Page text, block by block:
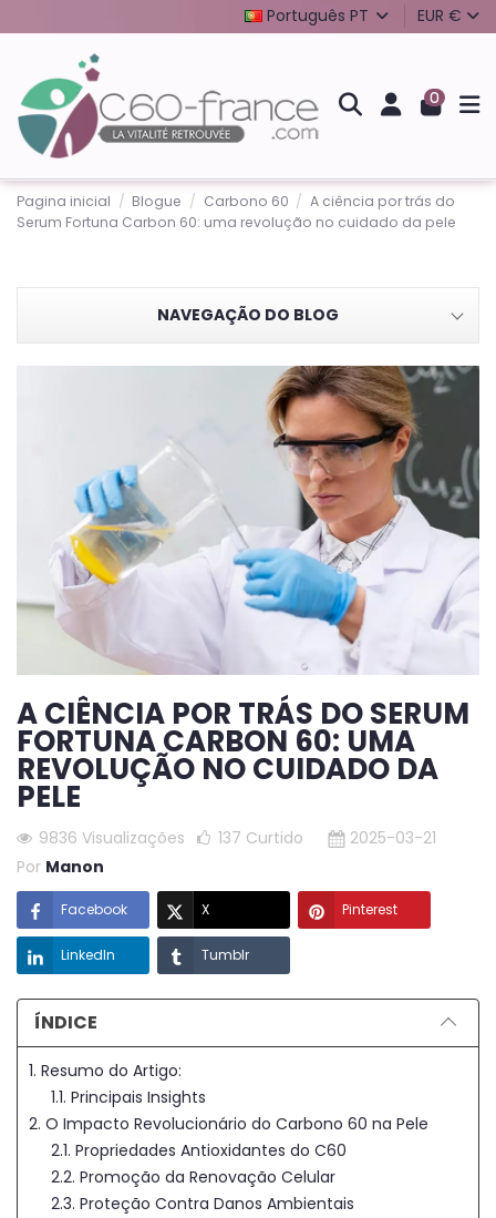
Português PT EUR €
0
Pagina inicial Blogue Carbono 60
A ciência por trás do
Serum Fortuna Carbon 60: uma revolução no cuidado da pele
NAVEGAÇÃO DO BLOG
A CIÊNCIA POR TRÁS DO SERUM
FORTUNA CARBON 60: UMA
REVOLUÇÃO NO CUIDADO DA
PELE
9836 Visualizações 137 Curtido
2025-03-21
Por Manon
Facebook X Pinterest
LinkedIn Tumblr
ÍNDICE
1. Resumo do Artigo:
1.1. Principais Insights
2. O Impacto Revolucionário do Carbono 60 na Pele
2.1. Propriedades Antioxidantes do C60
2.2. Promoção da Renovação Celular
2.3. Proteção Contra Danos Ambientais